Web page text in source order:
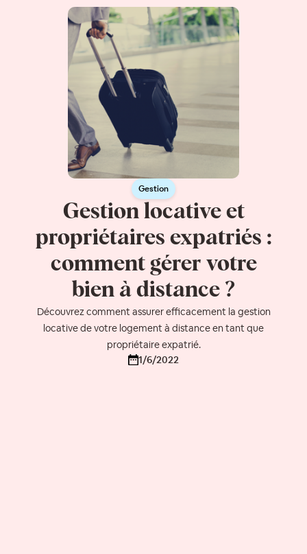
Gestion
Gestion locative et
propriétaires expatriés :
comment gérer votre
bien à distance ?
Découvrez comment assurer efficacement la gestion
locative de votre logement à distance en tant que
propriétaire expatrié.
1/6/2022